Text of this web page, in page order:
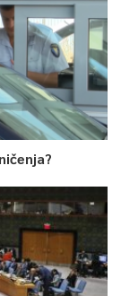
su u utorak i
Ukrajina
Italija, Češka i